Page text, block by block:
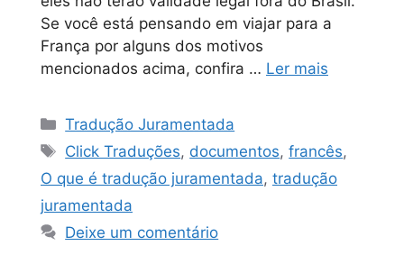
Se você está pensando em viajar para a
França por alguns dos motivos
mencionados acima, confira … Ler mais
Tradução Juramentada
Click Traduções, documentos,francês,
O que é tradução juramentada, tradução
juramentada
Deixe um comentário